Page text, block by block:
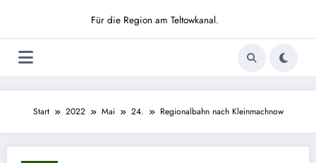
Für die Region am Teltowkanal.
Start 2022 Mai 24. Regionalbahn nach Kleinmachnow